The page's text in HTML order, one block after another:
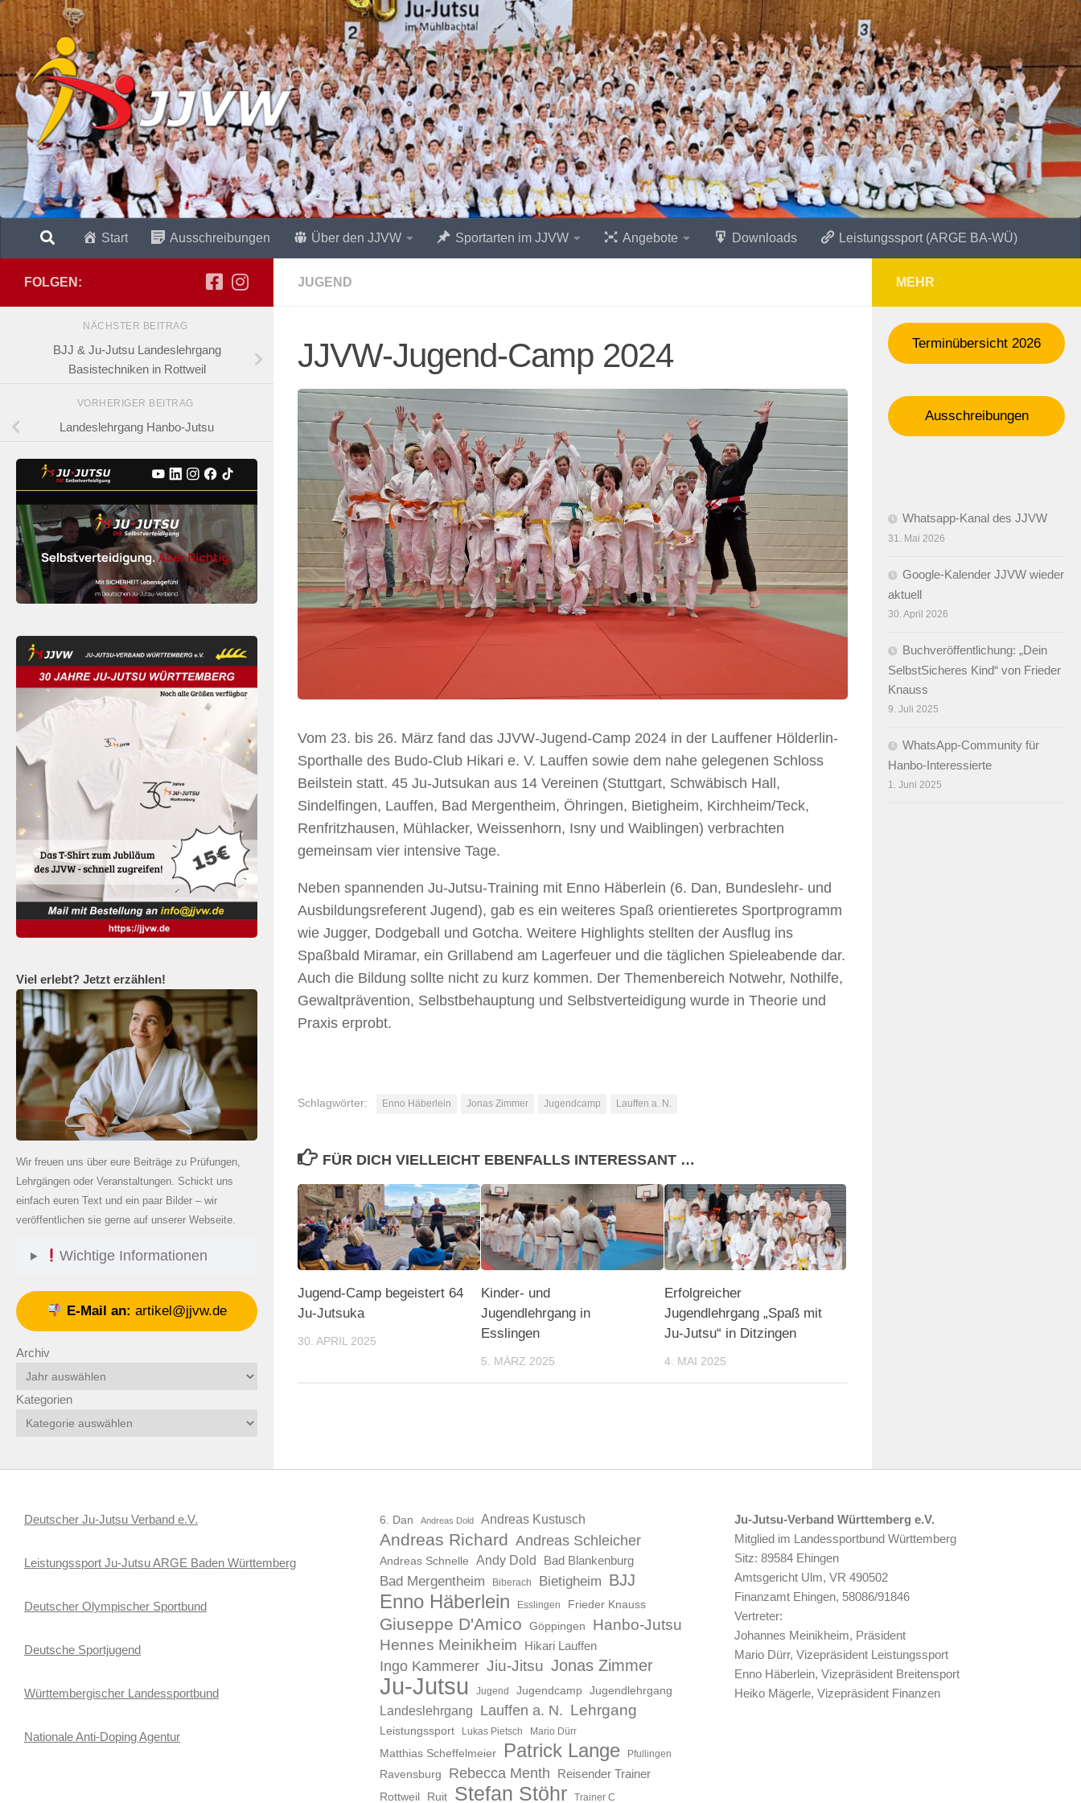
Zum Inhalt springen
Start Ausschreibungen Über den JJVW Sportarten im JJVW Angebote Downloads Leistungssport (ARGE BA-WÜ)
JUGEND
JJVW-Jugend-Camp 2024
Vom 23. bis 26. März fand das JJVW-Jugend-Camp 2024 in der Lauffener Hölderlin-
Sporthalle des Budo-Club Hikari e. V. Lauffen sowie dem nahe gelegenen Schloss
Beilstein statt. 45 Ju-Jutsukan aus 14 Vereinen (Stuttgart, Schwäbisch Hall,
Sindelfingen, Lauffen, Bad Mergentheim, Öhringen, Bietigheim, Kirchheim/Teck,
Renfritzhausen, Mühlacker, Weissenhorn, Isny und Waiblingen) verbrachten
gemeinsam vier intensive Tage.
Neben spannenden Ju-Jutsu-Training mit Enno Häberlein (6. Dan, Bundeslehr- und
Ausbildungsreferent Jugend), gab es ein weiteres Spaß orientieretes Sportprogramm
wie Jugger, Dodgeball und Gotcha. Weitere Highlights stellten der Ausflug ins
Spaßbald Miramar, ein Grillabend am Lagerfeuer und die täglichen Spieleabende dar.
Auch die Bildung sollte nicht zu kurz kommen. Der Themenbereich Notwehr, Nothilfe,
Gewaltprävention, Selbstbehauptung und Selbstverteidigung wurde in Theorie und
Praxis erprobt.
Schlagwörter: Enno Häberlein Jonas Zimmer Jugendcamp Lauffen a. N.
FÜR DICH VIELLEICHT EBENFALLS INTERESSANT …
Jugend-Camp begeistert 64
Ju-Jutsuka
30. APRIL 2025
Kinder- und
Jugendlehrgang in
Esslingen
5. MÄRZ 2025
Erfolgreicher
Jugendlehrgang „Spaß mit
Ju-Jutsu“ in Ditzingen
4. MAI 2025
FOLGEN:
NÄCHSTER BEITRAG
BJJ & Ju-Jutsu Landeslehrgang
Basistechniken in Rottweil
VORHERIGER BEITRAG
Landeslehrgang Hanbo-Jutsu
Viel erlebt? Jetzt erzählen!
Wir freuen uns über eure Beiträge zu Prüfungen,
Lehrgängen oder Veranstaltungen. Schickt uns
einfach euren Text und ein paar Bilder – wir
veröffentlichen sie gerne auf unserer Webseite.
Wichtige Informationen
E-Mail an: artikel@jjvw.de
Archiv
Kategorien
MEHR
Terminübersicht 2026
Ausschreibungen
Whatsapp-Kanal des JJVW
31. Mai 2026
Google-Kalender JJVW wieder
aktuell
30. April 2026
Buchveröffentlichung: „Dein
SelbstSicheres Kind“ von Frieder
Knauss
9. Juli 2025
WhatsApp-Community für
Hanbo-Interessierte
1. Juni 2025
Deutscher Ju-Jutsu Verband e.V.
Leistungssport Ju-Jutsu ARGE Baden Württemberg
Deutscher Olympischer Sportbund
Deutsche Sportjugend
Württembergischer Landessportbund
Nationale Anti-Doping Agentur
6. Dan Andreas Dold Andreas Kustusch
Andreas Richard Andreas Schleicher
Andreas Schnelle Andy Dold Bad Blankenburg
Bad Mergentheim Biberach Bietigheim BJJ
Enno Häberlein Esslingen Frieder Knauss
Giuseppe D'Amico Göppingen
Hanbo-Jutsu
Hennes Meinikheim
Hikari Lauffen
Ingo Kammerer Jiu-Jitsu Jonas Zimmer
Ju-Jutsu Jugend Jugendcamp Jugendlehrgang
Landeslehrgang Lauffen a. N. Lehrgang
Leistungssport Lukas Pietsch Mario Dürr
Matthias Scheffelmeier Patrick Lange Pfullingen
Ravensburg Rebecca Menth Reisender Trainer
Rottweil Ruit Stefan Stöhr Trainer C
Ju-Jutsu-Verband Württemberg e.V.
Mitglied im Landessportbund Württemberg
Sitz: 89584 Ehingen
Amtsgericht Ulm, VR 490502
Finanzamt Ehingen, 58086/91846
Vertreter:
Johannes Meinikheim, Präsident
Mario Dürr, Vizepräsident Leistungssport
Enno Häberlein, Vizepräsident Breitensport
Heiko Mägerle, Vizepräsident Finanzen